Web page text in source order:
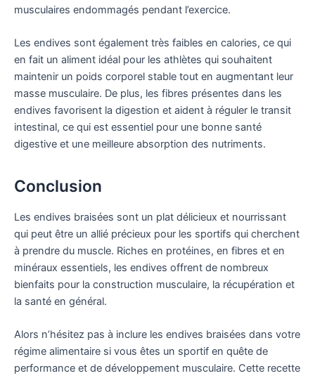
musculaires endommagés pendant l’exercice.
Les endives sont également très faibles en calories, ce qui
en fait un aliment idéal pour les athlètes qui souhaitent
maintenir un poids corporel stable tout en augmentant leur
masse musculaire. De plus, les fibres présentes dans les
endives favorisent la digestion et aident à réguler le transit
intestinal, ce qui est essentiel pour une bonne santé
digestive et une meilleure absorption des nutriments.
Conclusion
Les endives braisées sont un plat délicieux et nourrissant
qui peut être un allié précieux pour les sportifs qui cherchent
à prendre du muscle. Riches en protéines, en fibres et en
minéraux essentiels, les endives offrent de nombreux
bienfaits pour la construction musculaire, la récupération et
la santé en général.
Alors n’hésitez pas à inclure les endives braisées dans votre
régime alimentaire si vous êtes un sportif en quête de
performance et de développement musculaire. Cette recette